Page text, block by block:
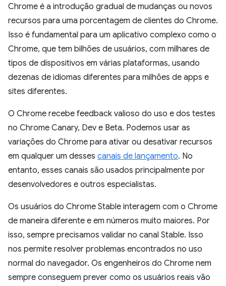
Chrome é a introdução gradual de mudanças ou novos
recursos para uma porcentagem de clientes do Chrome.
Isso é fundamental para um aplicativo complexo como o
Chrome, que tem bilhões de usuários, com milhares de
tipos de dispositivos em várias plataformas, usando
dezenas de idiomas diferentes para milhões de apps e
sites diferentes.
O Chrome recebe feedback valioso do uso e dos testes
no Chrome Canary, Dev e Beta. Podemos usar as
variações do Chrome para ativar ou desativar recursos
em qualquer um desses canais de lançamento. No
entanto, esses canais são usados principalmente por
desenvolvedores e outros especialistas.
Os usuários do Chrome Stable interagem com o Chrome
de maneira diferente e em números muito maiores. Por
isso, sempre precisamos validar no canal Stable. Isso
nos permite resolver problemas encontrados no uso
normal do navegador. Os engenheiros do Chrome nem
sempre conseguem prever como os usuários reais vão